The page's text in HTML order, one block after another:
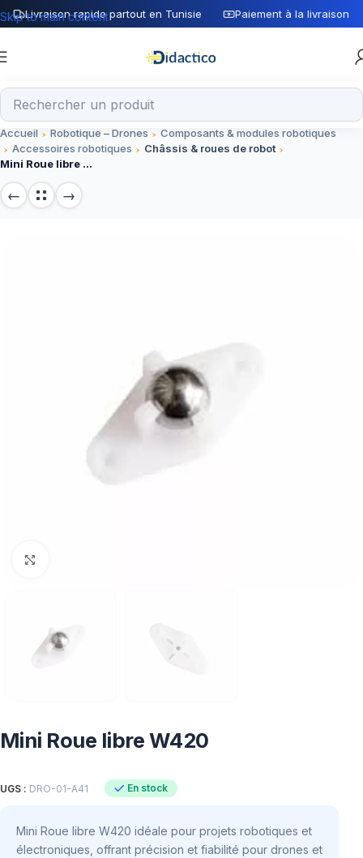
Livraison rapide partout en Tunisie Paiement à la livraison
Skip to main content
Accueil Robotique – Drones
Composants & modules robotiques
Accessoires robotiques
Châssis & roues de robot
Mini Roue libre W420
Mini Roue libre W420
UGS : DRO-01-A41 En stock
Mini Roue libre W420 idéale pour projets robotiques et
électroniques, offrant précision et fiabilité pour drones et